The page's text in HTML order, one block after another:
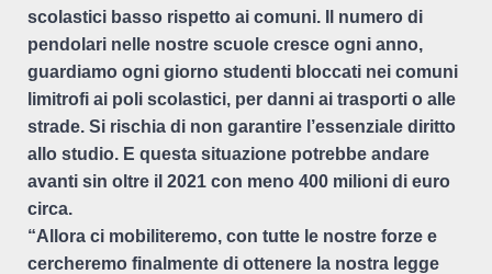
scolastici basso rispetto ai comuni. Il numero di
pendolari nelle nostre scuole cresce ogni anno,
guardiamo ogni giorno studenti bloccati nei comuni
limitrofi ai poli scolastici, per danni ai trasporti o alle
strade. Si rischia di non garantire l’essenziale diritto
allo studio. E questa situazione potrebbe andare
avanti sin oltre il 2021 con meno 400 milioni di euro
circa.
“Allora ci mobiliteremo, con tutte le nostre forze e
cercheremo finalmente di ottenere la nostra legge